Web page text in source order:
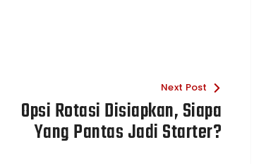
Next Post
Opsi Rotasi Disiapkan, Siapa
Yang Pantas Jadi Starter?